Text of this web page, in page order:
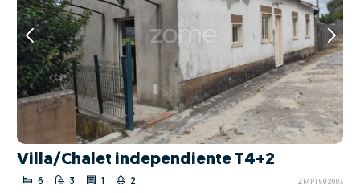
Villa/Chalet independiente T4+2
6 3 1 2 ZMPT592003